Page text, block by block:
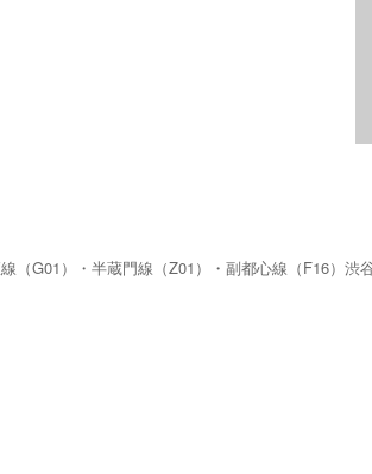
（G01）・半蔵門線（Z01）・副都心線（F16）渋